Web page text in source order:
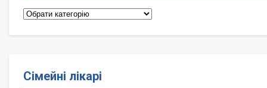
Категорії
Сімейні лікарі